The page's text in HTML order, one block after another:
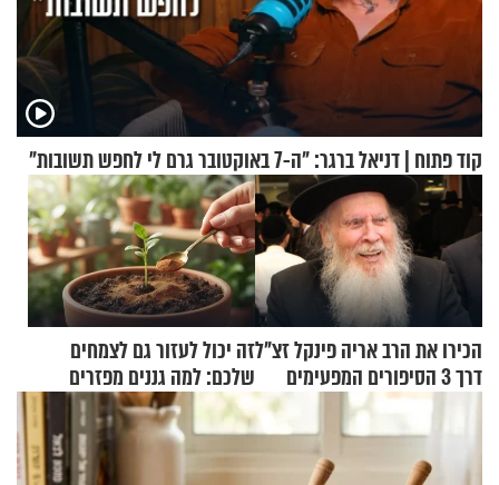
קוד פתוח | דניאל ברגר: "ה-7 באוקטובר גרם לי לחפש תשובות"
הכירו את הרב אריה פינקל זצ"ל
דרך 3 הסיפורים המפעימים
זה יכול לעזור גם לצמחים
שלכם: למה גננים מפזרים
קינמון בעציצים?